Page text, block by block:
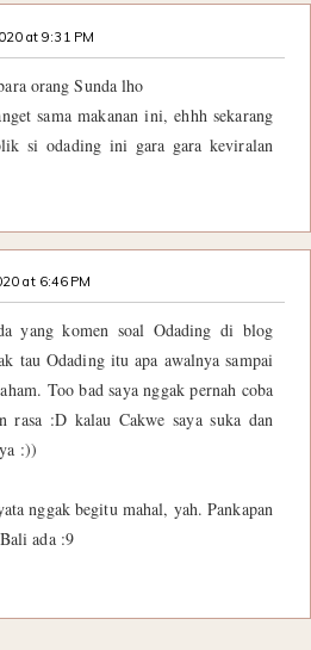
at 9:31 PM
orang Sunda lho
sama makanan ini, ehhh sekarang
si odading ini gara gara keviralan
at 6:46 PM
yang komen soal Odading di blog
tau Odading itu apa awalnya sampai
Too bad saya nggak pernah coba
rasa :D kalau Cakwe saya suka dan
:))
nggak begitu mahal, yah. Pankapan
ada :9